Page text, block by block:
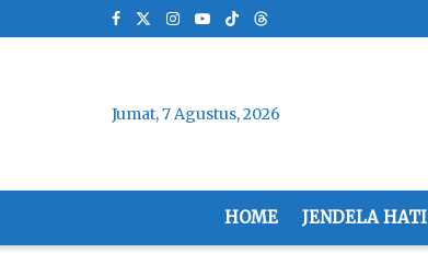
Jumat, 7 Agustus, 2026
HOME JENDELA HATI